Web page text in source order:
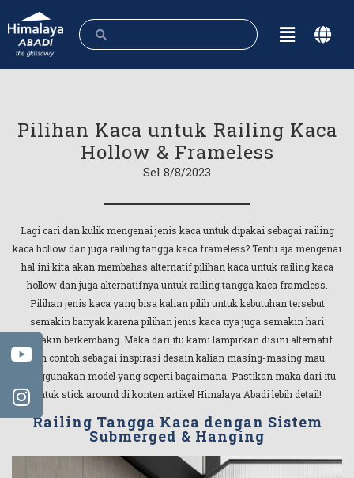
Pilihan Kaca untuk Railing Kaca
Hollow & Frameless
Sel 8/8/2023
Lagi cari dan kulik mengenai jenis kaca untuk dipakai sebagai railing
kaca hollow dan juga railing tangga kaca frameless? Tentu aja mengenai
hal ini kita akan membahas alternatif pilihan kaca untuk railing kaca
hollow dan juga alternatifnya untuk railing tangga kaca frameless.
Pilihan jenis kaca yang bisa kalian pilih untuk kebutuhan tersebut
semakin banyak karena pilihan jenis kaca nya juga semakin hari
semakin berkembang. Maka dari itu kami lampirkan disini alternatif
dan contoh sebagai inspirasi desain kalian masing-masing mau
menggunakan model yang seperti bagaimana. Pastikan maka dari itu
untuk stick around di konten artikel Himalaya Abadi lebih detail!
Railing Tangga Kaca dengan Sistem
Submerged & Hanging